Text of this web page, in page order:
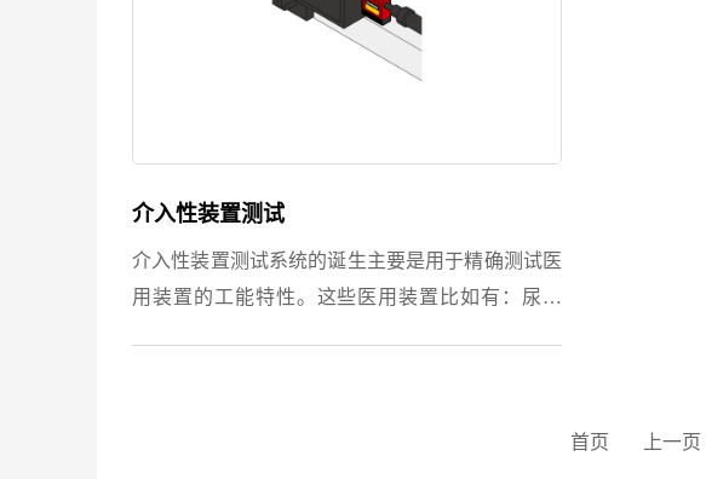
介入性装置测试
介入性装置测试系统的诞生主要是用于精确测试医
用装置的工能特性。这些医用装置比如有：尿导
首页
上一页